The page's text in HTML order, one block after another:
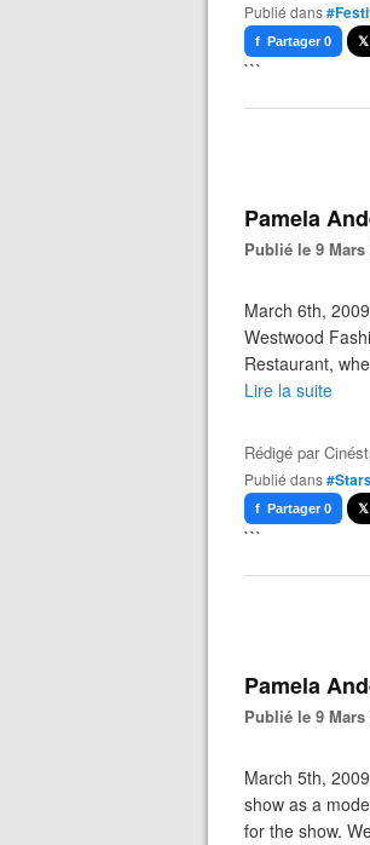
Publié dans
f Partager 0 𝕏
```
Pamela
Publié le 9 Mars
March 6th,
Westwood
Restaurant,
Lire la suite
Rédigé par
Publié dans
f Partager 0 𝕏
```
Pamela
Publié le 9 Mars
March 5th,
show as a
for the show.